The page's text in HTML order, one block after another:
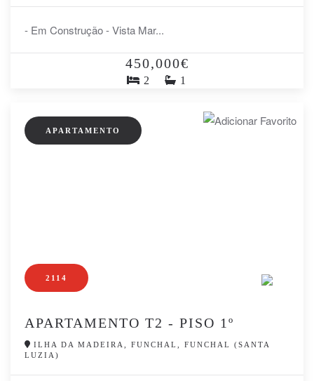
- Em Construção - Vista Mar...
450,000€
2 1
2114
APARTAMENTO
APARTAMENTO T2 - PISO 1º
ILHA DA MADEIRA, FUNCHAL, FUNCHAL (SANTA
LUZIA)